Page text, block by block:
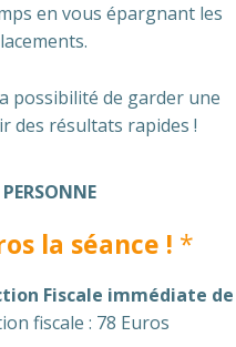
en vous épargnant les
possibilité de garder une
des résultats rapides !
la séance ! *
Fiscale immédiate de
fiscale : 78 Euros